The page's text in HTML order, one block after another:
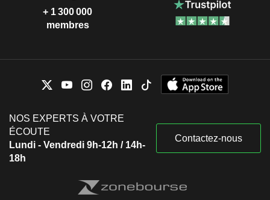
+ 1 300 000
membres
NOS EXPERTS À VOTRE
ÉCOUTE
Lundi - Vendredi 9h-12h / 14h-
18h
Contactez-nous